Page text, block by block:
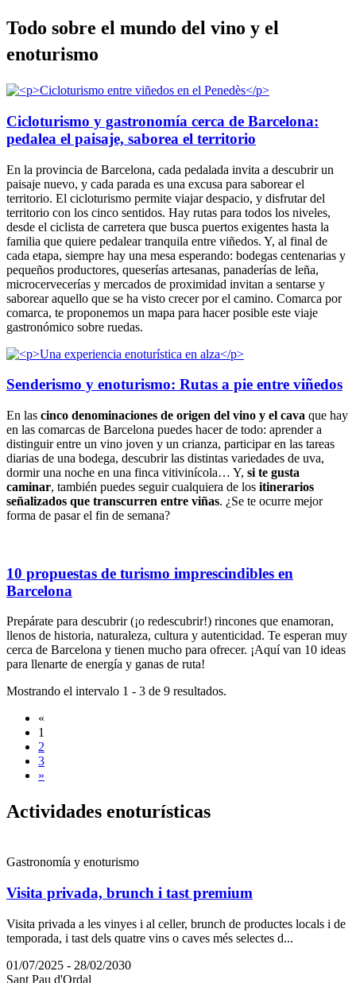
Todo sobre el mundo del vino y el
enoturismo
Cicloturismo y gastronomía cerca de Barcelona:
pedalea el paisaje, saborea el territorio
En la provincia de Barcelona, cada pedalada invita a descubrir un
paisaje nuevo, y cada parada es una excusa para saborear el
territorio. El cicloturismo permite viajar despacio, y disfrutar del
territorio con los cinco sentidos. Hay rutas para todos los niveles,
desde el ciclista de carretera que busca puertos exigentes hasta la
familia que quiere pedalear tranquila entre viñedos. Y, al final de
cada etapa, siempre hay una mesa esperando: bodegas centenarias y
pequeños productores, queserías artesanas, panaderías de leña,
microcervecerías y mercados de proximidad invitan a sentarse y
saborear aquello que se ha visto crecer por el camino. Comarca por
comarca, te proponemos un mapa para hacer posible este viaje
gastronómico sobre ruedas.
Senderismo y enoturismo: Rutas a pie entre viñedos
En las cinco denominaciones de origen del vino y el cava que hay
en las comarcas de Barcelona puedes hacer de todo: aprender a
distinguir entre un vino joven y un crianza, participar en las tareas
diarias de una bodega, descubrir las distintas variedades de uva,
dormir una noche en una finca vitivinícola… Y, si te gusta
caminar, también puedes seguir cualquiera de los itinerarios
señalizados que transcurren entre viñas. ¿Se te ocurre mejor
forma de pasar el fin de semana?
10 propuestas de turismo imprescindibles en
Barcelona
Prepárate para descubrir (¡o redescubrir!) rincones que enamoran,
llenos de historia, naturaleza, cultura y autenticidad. Te esperan muy
cerca de Barcelona y tienen mucho para ofrecer. ¡Aquí van 10 ideas
para llenarte de energía y ganas de ruta!
Mostrando el intervalo 1 - 3 de 9 resultados.
«
1
2
3
»
Actividades enoturísticas
Gastronomía y enoturismo
Visita privada, brunch i tast premium
Visita privada a les vinyes i al celler, brunch de productes locals i de
temporada, i tast dels quatre vins o caves més selectes d...
01/07/2025 - 28/02/2030
Sant Pau d'Ordal